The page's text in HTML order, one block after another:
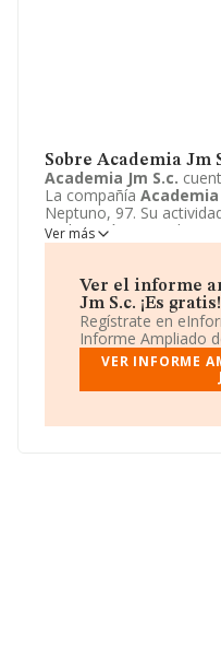
Sobre Academia Jm
Academia Jm S.c.
La compañía Academia
Neptuno, 97. Su
- Educación secundaria
tiene un modelo de
Ver más
Ver el informe
Jm S.c. ¡Es gratis!
Regístrate en
Informe Ampliado
VER INFORME